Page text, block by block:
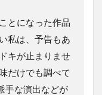
とになった作品
私は、予告もあ
キが止まりませ
だけでも調べて
手な演出などが